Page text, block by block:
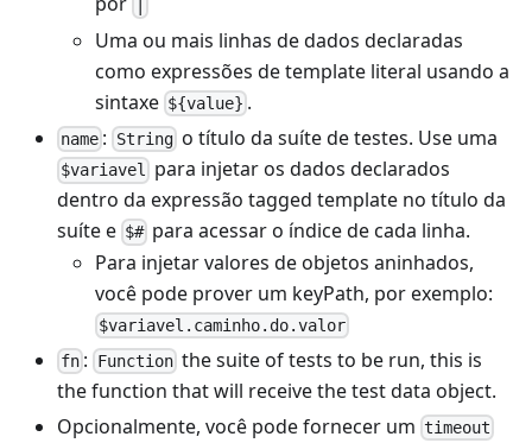
Uma ou mais linhas de dados declaradas
como expressões detemplate literal usando a
sintaxe ${value} .
name : Stringo título da suíte de testes. Use uma
$variavel para injetar os dados declarados
dentro da expressão tagged template no título da
suíte e $# para acessar o índice de cada linha.
Para injetar valores de objetos aninhados,
você pode prover um keyPath, por exemplo:
$variavel.caminho.do.valor
fn : Functionthe suite of tests to be run, this is
the function that will receive the test data object.
Opcionalmente, você pode fornecer um timeout